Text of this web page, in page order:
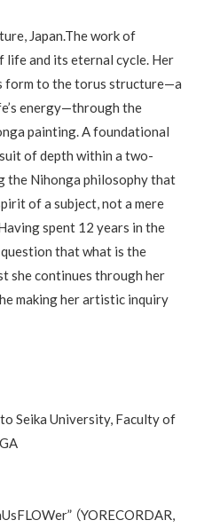
Japan.The work of
life and its eternal cycle. Her
form to the torus structure—a
energy—through the
painting. A foundational
of depth within a two-
the Nihonga philosophy that
of a subject, not a mere
spent 12 years in the
that what is the
she continues through her
making her artistic inquiry
Seika University, Faculty of
（YORECORDAR,